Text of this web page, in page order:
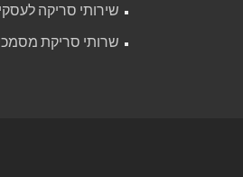
שירותי סריקה
שרותי סריקת